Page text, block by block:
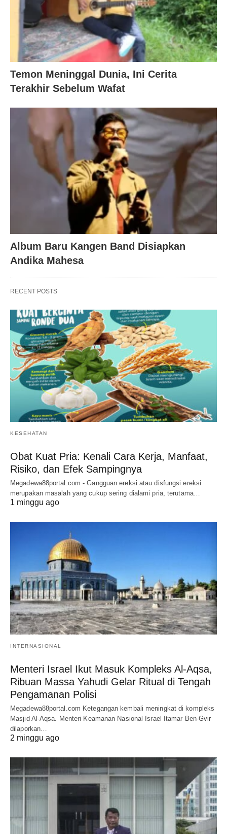
Temon Meninggal Dunia, Ini Cerita
Terakhir Sebelum Wafat
Album Baru Kangen Band Disiapkan
Andika Mahesa
RECENT POSTS
KESEHATAN
Obat Kuat Pria: Kenali Cara Kerja, Manfaat,
Risiko, dan Efek Sampingnya
Megadewa88portal.com - Gangguan ereksi atau disfungsi ereksi
merupakan masalah yang cukup sering dialami pria, terutama…
1 minggu ago
INTERNASIONAL
Menteri Israel Ikut Masuk Kompleks Al-Aqsa,
Ribuan Massa Yahudi Gelar Ritual di Tengah
Pengamanan Polisi
Megadewa88portal.com Ketegangan kembali meningkat di kompleks
Masjid Al-Aqsa. Menteri Keamanan Nasional Israel Itamar Ben-Gvir
dilaporkan…
2 minggu ago